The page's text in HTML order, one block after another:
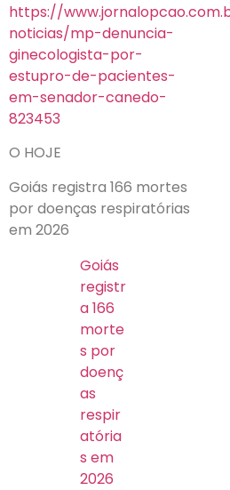
https://
noticias/mp-denuncia-
ginecologista-por-
estupro-de-pacientes-
em-senador-canedo-
823453
O HOJE
Goiás registra 166 mortes
por doenças respiratórias
em 2026
Goiás
registr
a 166
morte
s por
doenç
as
respir
atória
s em
2026